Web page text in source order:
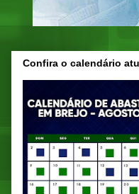
Confira o calendário